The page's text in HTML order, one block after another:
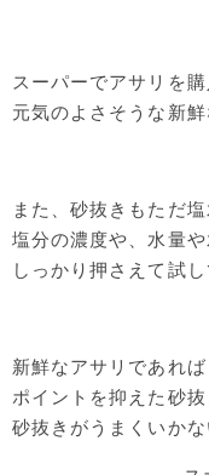
スーパーでアサリを
元気のよさそうな新
また、砂抜きもただ
塩分の濃度や、水量
しっかり押さえて試し
新鮮なアサリであれば
ポイントを抑えた砂
砂抜きがうまくいか